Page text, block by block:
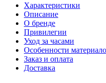
Характеристики
Описание
О бренде
Привилегии
Уход за часами
Особенности
Заказ и оплата
Доставка